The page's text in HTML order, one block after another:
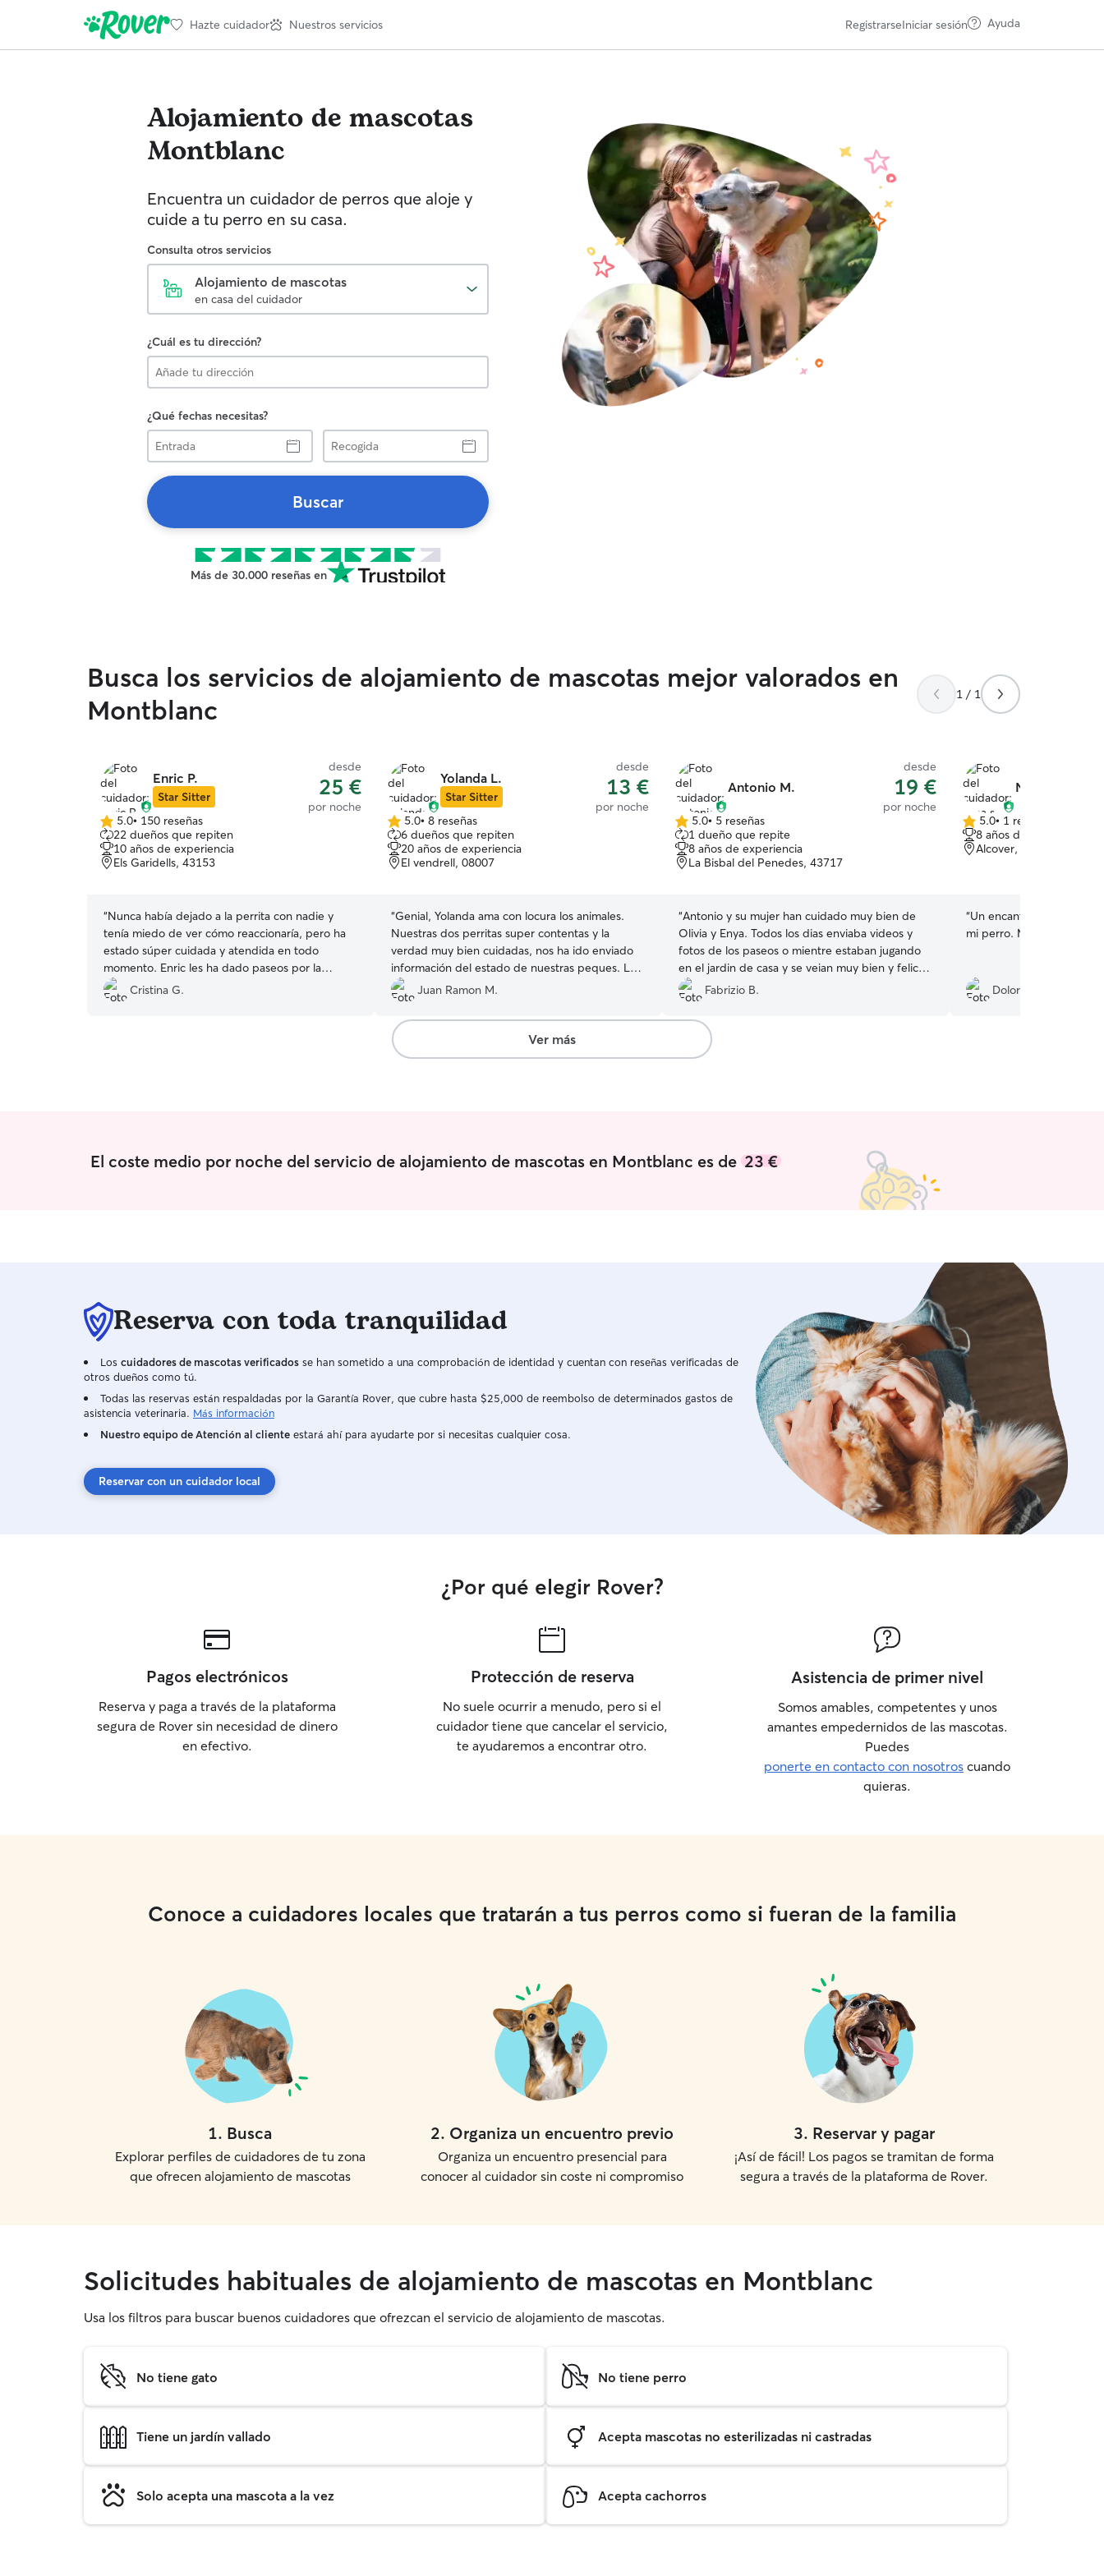
Hazte cuidador Nuestros servicios RegistrarseIniciar sesión Ayuda
Alojamiento de mascotas
Montblanc
Encuentra un cuidador de perros que aloje y
cuide a tu perro en su casa.
Consulta otros servicios
Alojamiento de mascotas
en casa del cuidador
¿Cuál es tu dirección?
¿Qué fechas necesitas?
Entrada
Recogida
Buscar
Más de 30.000 reseñas en
Busca los servicios de alojamiento de mascotas mejor valorados en
Montblanc
1 / 1
Enric P.
Star Sitter
desde
25 €
por noche
5.0
de
5
estrellas
5.0• 150 reseñas
22 dueños que repiten
10 años de experiencia
Els Garidells, 43153
“Nunca había dejado a la perrita con nadie y
tenía miedo de ver cómo reaccionaría, pero ha
estado súper cuidada y atendida en todo
momento. Enric les ha dado paseos por la
naturaleza, nos he enviado fotos de todo, y
hemos pasado unos días fuera muy tranquilos
Cristina G.
Yolanda L.
Star Sitter
desde
13 €
por noche
5.0
de
5
estrellas
5.0• 8 reseñas
6 dueños que repiten
20 años de experiencia
El vendrell, 08007
“Genial, Yolanda ama con locura los animales.
Nuestras dos perritas super contentas y la
verdad muy bien cuidadas, nos ha ido enviado
información del estado de nuestras peques. La
recomiendo para todos. Volveré a reservar.
Gracias Yolanda por tu dedicación.
Juan Ramon M.
Antonio M.
desde
19 €
por noche
5.0
de
5
estrellas
5.0• 5 reseñas
1 dueño que repite
8 años de experiencia
La Bisbal del Penedes, 43717
“Antonio y su mujer han cuidado muy bien de
Olivia y Enya. Todos los dias enviaba videos y
fotos de los paseos o mientre estaban jugando
en el jardin de casa y se veian muy bien y felices,
tambien con los otros perros que eran un amor y
muy sociables....casi Enya no queria volver con
nosotros :-) Gracias Antonio por cuidar bien de
nuestras perritas.
Fabrizio B.
Nina s.
5.0
de
5
5.0• 1 reseña
8 años de experiencia
Alcover, 43460
“Un encanto de persona.
mi perro. Muy agradecida
Dolors A.
Ver más
El coste medio por noche del servicio de alojamiento de mascotas en Montblanc es de23 €
Reserva con toda tranquilidad
Los cuidadores de mascotas verificados se han sometido a una comprobación de identidad y cuentan con reseñas verificadas de
otros dueños como tú.
Todas las reservas están respaldadas por la Garantía Rover, que cubre hasta $25,000 de reembolso de determinados gastos de
asistencia veterinaria. Más información
Nuestro equipo de Atención al cliente estará ahí para ayudarte por si necesitas cualquier cosa.
Reservar con un cuidador local
¿Por qué elegir Rover?
Pagos electrónicos
Reserva y paga a través de la plataforma
segura de Rover sin necesidad de dinero
en efectivo.
Protección de reserva
No suele ocurrir a menudo, pero si el
cuidador tiene que cancelar el servicio,
te ayudaremos a encontrar otro.
Asistencia de primer nivel
Somos amables, competentes y unos
amantes empedernidos de las mascotas.
Puedes
ponerte en contacto con nosotros cuando
quieras.
Conoce a cuidadores locales que tratarán a tus perros como si fueran de la familia
1. Busca
Explorar perfiles de cuidadores de tu zona
que ofrecen alojamiento de mascotas
2. Organiza un encuentro previo
Organiza un encuentro presencial para
conocer al cuidador sin coste ni compromiso
3. Reservar y pagar
¡Así de fácil! Los pagos se tramitan de forma
segura a través de la plataforma de Rover.
Solicitudes habituales de alojamiento de mascotas en Montblanc
Usa los filtros para buscar buenos cuidadores que ofrezcan el servicio de alojamiento de mascotas.
No tiene gato No tiene perro
Tiene un jardín vallado Acepta mascotas no esterilizadas ni castradas
Solo acepta una mascota a la vez Acepta cachorros